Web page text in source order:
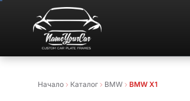
Начало Каталог BMW BMW X1